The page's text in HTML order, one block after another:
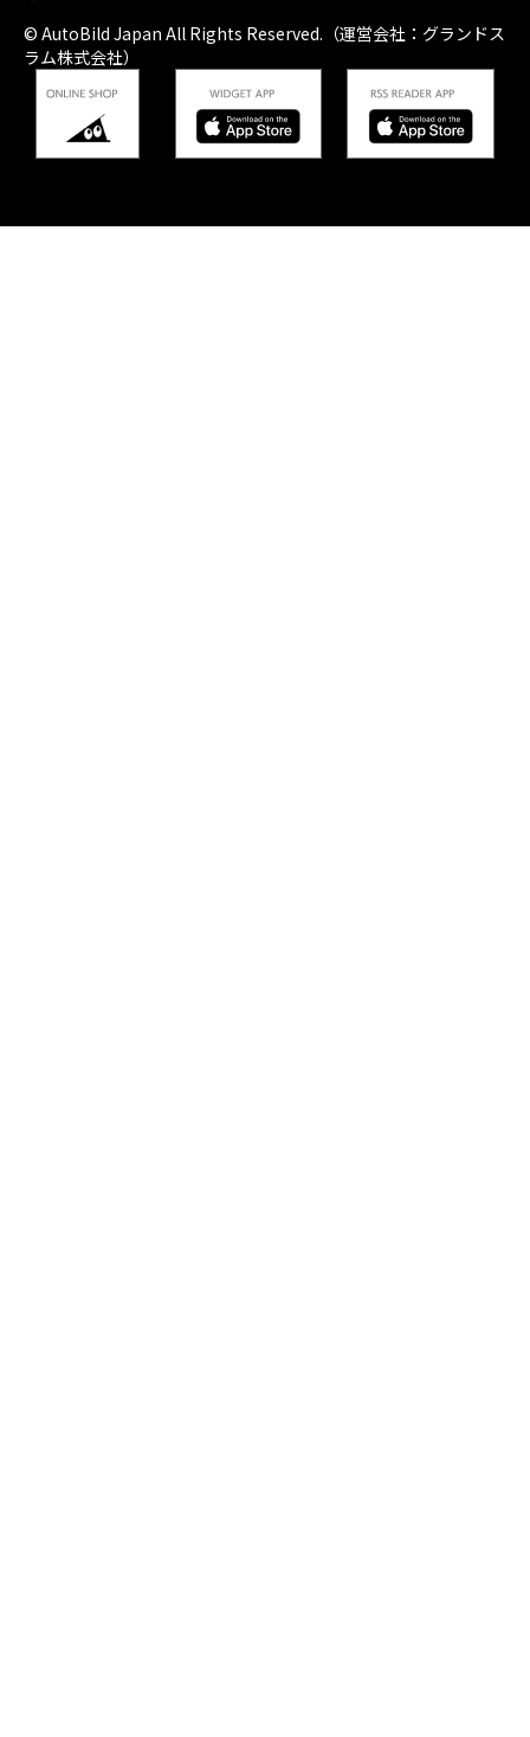
© AutoBild Japan All Rights Reserved.（運営会社：グランドス
ラム株式会社）